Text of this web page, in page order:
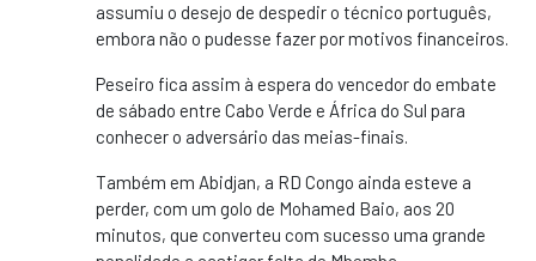
assumiu o desejo de despedir o técnico português,
embora não o pudesse fazer por motivos financeiros.
Peseiro fica assim à espera do vencedor do embate
de sábado entre Cabo Verde e África do Sul para
conhecer o adversário das meias-finais.
Também em Abidjan, a RD Congo ainda esteve a
perder, com um golo de Mohamed Baio, aos 20
minutos, que converteu com sucesso uma grande